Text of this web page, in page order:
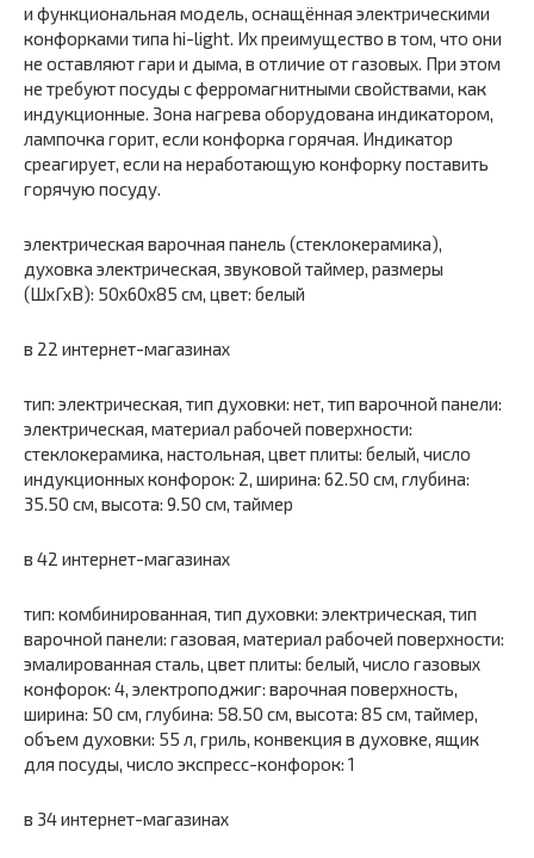
и функциональная модель, оснащённая электрическими
конфорками типа hi-light. Их преимущество в том, что они
не оставляют гари и дыма, в отличие от газовых. При этом
не требуют посуды с ферромагнитными свойствами, как
индукционные. Зона нагрева оборудована индикатором,
лампочка горит, если конфорка горячая. Индикатор
среагирует, если на неработающую конфорку поставить
горячую посуду.
электрическая варочная панель (стеклокерамика),
духовка электрическая, звуковой таймер, размеры
(ШхГхВ): 50x60x85 см, цвет: белый
в 22 интернет-магазинах
тип: электрическая, тип духовки: нет, тип варочной панели:
электрическая, материал рабочей поверхности:
стеклокерамика, настольная, цвет плиты: белый, число
индукционных конфорок: 2, ширина: 62.50 см, глубина:
35.50 см, высота: 9.50 см, таймер
в 42 интернет-магазинах
тип: комбинированная, тип духовки: электрическая, тип
варочной панели: газовая, материал рабочей поверхности:
эмалированная сталь, цвет плиты: белый, число газовых
конфорок: 4, электроподжиг: варочная поверхность,
ширина: 50 см, глубина: 58.50 см, высота: 85 см, таймер,
объем духовки: 55 л, гриль, конвекция в духовке, ящик
для посуды, число экспресс-конфорок: 1
в 34 интернет-магазинах